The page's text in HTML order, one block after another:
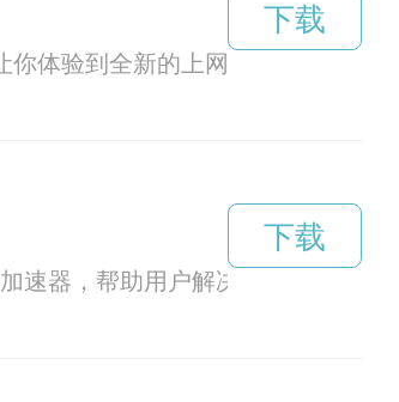
体验到全新的上网感觉。
下载
速器，帮助用户解决网络延迟等问
下载